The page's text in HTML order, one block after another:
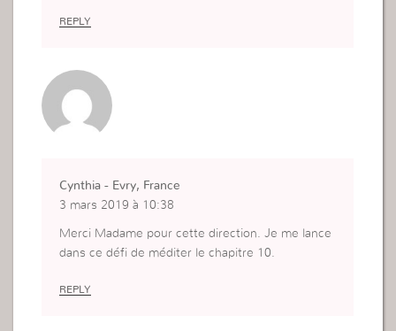
REPLY
Cynthia - Evry, France
3 mars 2019 à 10:38
Merci Madame pour cette direction. Je me lance
dans ce défi de méditer le chapitre 10.
REPLY